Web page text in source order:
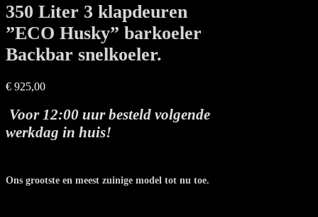
350 Liter 3 klapdeuren
”ECO Husky” barkoeler
Backbar snelkoeler.
€ 925,00
Voor 12:00 uur besteld volgende
werkdag in huis!
Ons grootste en meest zuinige model tot nu toe.